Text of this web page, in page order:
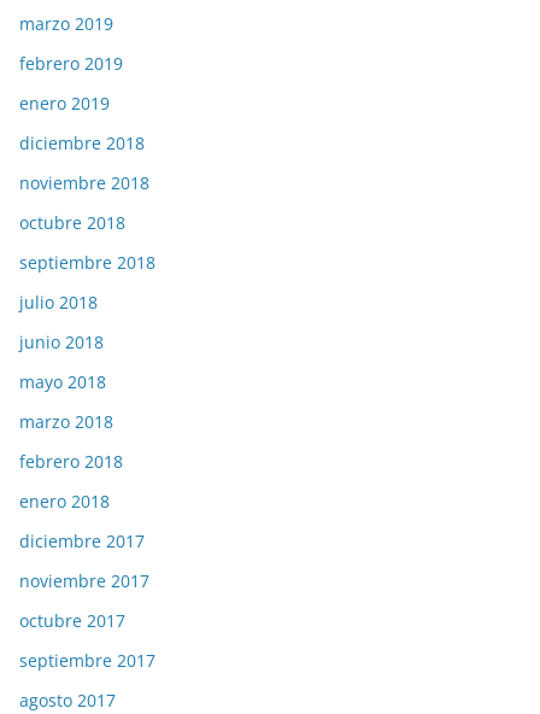
marzo 2019
febrero 2019
enero 2019
diciembre 2018
noviembre 2018
octubre 2018
septiembre 2018
julio 2018
junio 2018
mayo 2018
marzo 2018
febrero 2018
enero 2018
diciembre 2017
noviembre 2017
octubre 2017
septiembre 2017
agosto 2017